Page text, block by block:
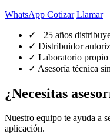
WhatsApp Cotizar Llamar
✓ +25 años
✓ Distribuidor
✓ Laboratorio propio
✓ Asesoría técnica
¿Necesitas
Nuestro equipo te ayuda a
aplicación.